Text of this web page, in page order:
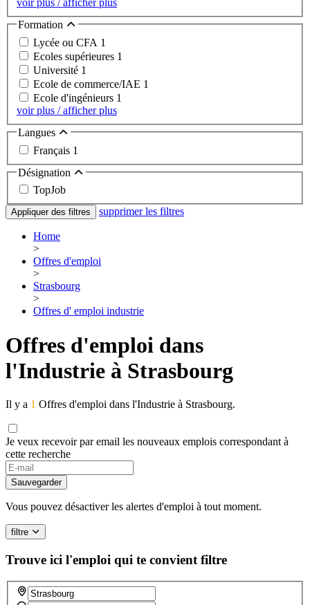
voir plus / afficher plus
Formation
Lycée ou CFA 1
Ecoles supérieures 1
Université 1
Ecole de commerce/IAE 1
Ecole d'ingénieurs 1
voir plus / afficher plus
Langues
Français 1
Désignation
TopJob
Appliquer des filtres supprimer les filtres
Home
>
Offres d'emploi
>
Strasbourg
>
Offres d' emploi industrie
Offres d'emploi dans
l'Industrie à Strasbourg
Il y a 1 Offres d'emploi dans l'Industrie à Strasbourg.
Je veux recevoir par email les nouveaux emplois correspondant à
cette recherche
Sauvegarder
Vous pouvez désactiver les alertes d'emploi à tout moment.
filtre
Trouve ici l'emploi qui te convient filtre